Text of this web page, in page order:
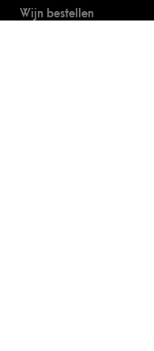
Wijn bestellen